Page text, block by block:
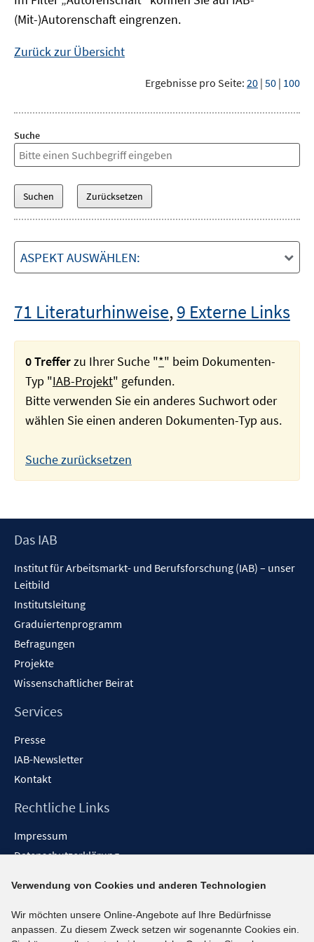
(Mit-)Autorenschaft eingrenzen.
Zurück zur Übersicht
Ergebnisse pro Seite: 20 | 50 | 100
Suche
ASPEKT AUSWÄHLEN:
71 Literaturhinweise,9 Externe Links
0 Trefferzu Ihrer Suche "*" beim Dokumenten-
Typ "IAB-Projekt" gefunden.
Bitte verwenden Sie ein anderes Suchwort oder
wählen Sie einen anderen Dokumenten-Typ aus.
Suche zurücksetzen
Footer
Das IAB
Institut für Arbeitsmarkt- und Berufsforschung (IAB) – unser
Leitbild
Institutsleitung
Graduiertenprogramm
Befragungen
Projekte
Wissenschaftlicher Beirat
Services
Presse
IAB-Newsletter
Kontakt
Rechtliche Links
Impressum
Datenschutzerklärung
Barrieren melden
Social-Media-Kanäle
Verwendung von Cookies und anderen Technologien
Wir möchten unsere Online-Angebote auf Ihre Bedürfnisse
anpassen. Zu diesem Zweck setzen wir sogenannte Cookies ein.